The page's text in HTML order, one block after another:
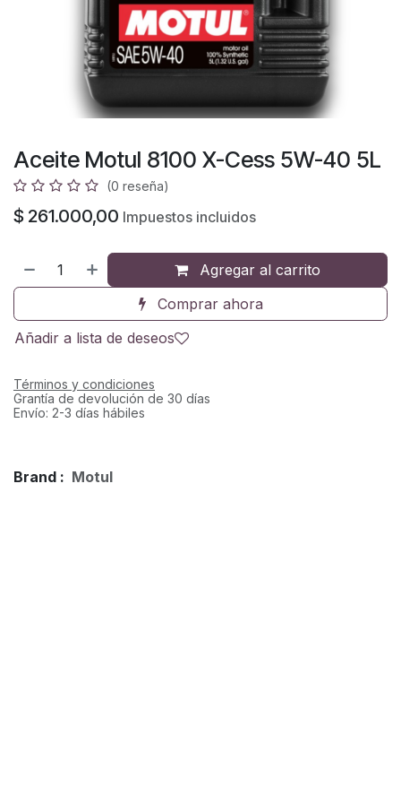
Aceite Motul 8100 X-Cess 5W-40 5L
(0 reseña)
$ 261.000,00 Impuestos incluidos
Agregar al carrito
Comprar ahora
Añadir a lista de deseos
Términos y condiciones
Grantía de devolución de 30 días
Envío: 2-3 días hábiles
Brand : Motul